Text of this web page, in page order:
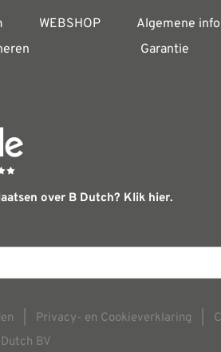
WEBSHOP Algemene
Garantie
over B Dutch? Klik hier.
Privacy- en Cookieverklaring
BV